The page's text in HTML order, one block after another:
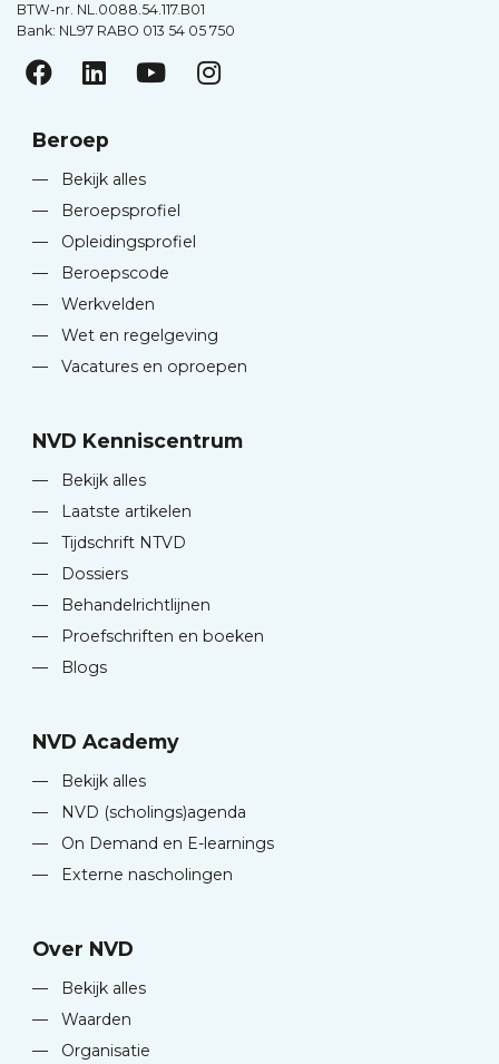
BTW-nr. NL.0088.54.117.B01
Bank: NL97 RABO 013 54 05 750
Beroep
—
Bekijk alles
—
Beroepsprofiel
—
Opleidingsprofiel
—
Beroepscode
—
Werkvelden
—
Wet en regelgeving
—
Vacatures en oproepen
NVD Kenniscentrum
—
Bekijk alles
—
Laatste artikelen
—
Tijdschrift NTVD
—
Dossiers
—
Behandelrichtlijnen
—
Proefschriften en boeken
—
Blogs
NVD Academy
—
Bekijk alles
—
NVD (scholings)agenda
—
On Demand en E-learnings
—
Externe nascholingen
Over NVD
—
Bekijk alles
—
Waarden
—
Organisatie